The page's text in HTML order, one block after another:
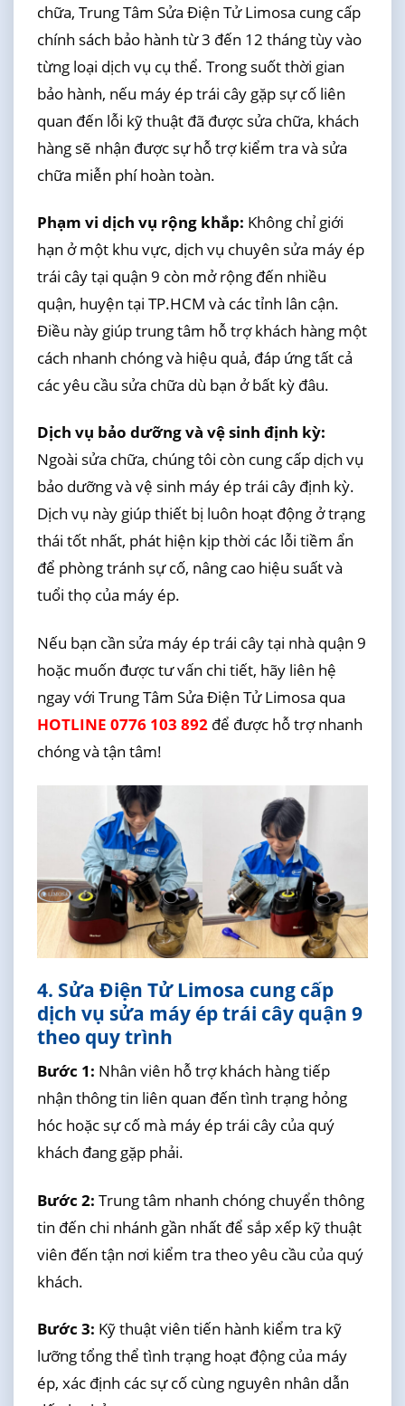
chữa, Trung Tâm Sửa Điện Tử Limosa cung cấp
chính sách bảo hành từ 3 đến 12 tháng tùy vào
từng loại dịch vụ cụ thể. Trong suốt thời gian
bảo hành, nếu máy ép trái cây gặp sự cố liên
quan đến lỗi kỹ thuật đã được sửa chữa, khách
hàng sẽ nhận được sự hỗ trợ kiểm tra và sửa
chữa miễn phí hoàn toàn.
Phạm vi dịch vụ rộng khắp: Không chỉ giới
hạn ở một khu vực, dịch vụ chuyên sửa máy ép
trái cây tại quận 9 còn mở rộng đến nhiều
quận, huyện tại TP.HCM và các tỉnh lân cận.
Điều này giúp trung tâm hỗ trợ khách hàng một
cách nhanh chóng và hiệu quả, đáp ứng tất cả
các yêu cầu sửa chữa dù bạn ở bất kỳ đâu.
Dịch vụ bảo dưỡng và vệ sinh định kỳ:
Ngoài sửa chữa, chúng tôi còn cung cấp dịch vụ
bảo dưỡng và vệ sinh máy ép trái cây định kỳ.
Dịch vụ này giúp thiết bị luôn hoạt động ở trạng
thái tốt nhất, phát hiện kịp thời các lỗi tiềm ẩn
để phòng tránh sự cố, nâng cao hiệu suất và
tuổi thọ của máy ép.
Nếu bạn cần sửa máy ép trái cây tại nhà quận 9
hoặc muốn được tư vấn chi tiết, hãy liên hệ
ngay với Trung Tâm Sửa Điện Tử Limosa qua
HOTLINE 0776 103 892để được hỗ trợ nhanh
chóng và tận tâm!
4. Sửa Điện Tử Limosa cung cấp
dịch vụ sửa máy ép trái cây quận 9
theo quy trình
Bước 1: Nhân viên hỗ trợ khách hàng tiếp
nhận thông tin liên quan đến tình trạng hỏng
hóc hoặc sự cố mà máy ép trái cây của quý
khách đang gặp phải.
Bước 2: Trung tâm nhanh chóng chuyển thông
tin đến chi nhánh gần nhất để sắp xếp kỹ thuật
viên đến tận nơi kiểm tra theo yêu cầu của quý
khách.
Bước 3: Kỹ thuật viên tiến hành kiểm tra kỹ
lưỡng tổng thể tình trạng hoạt động của máy
ép, xác định các sự cố cùng nguyên nhân dẫn